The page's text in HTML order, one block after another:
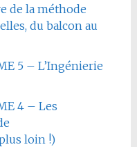
de la méthode
du balcon au
5 – L’Ingénierie
4 – Les
loin !)